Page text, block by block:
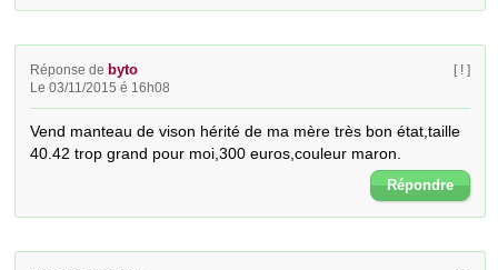
Réponse de byto
Le 03/11/2015 é 16h08
[ ! ]
Vend manteau de vison hérité de ma mère très bon état,taille
40.42 trop grand pour moi,300 euros,couleur maron.
Répondre